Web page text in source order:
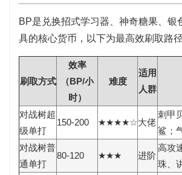
BP是兑换招式学习器、神奇糖果、银
具的核心货币，以下为最高效刷取路径
刷取方式
效率
（BP/小
时）
难度
适用
人群
对战树超
级单打
150-200 ★★★★☆大佬
刺甲
鲨；
对战树普
通单打
80-120 ★★★ 进阶
高攻
珠、